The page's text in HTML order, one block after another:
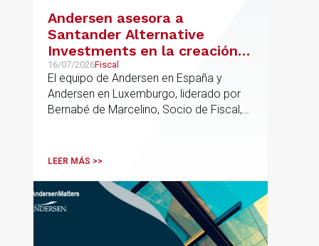
Andersen asesora a
Santander Alternative
Investments en la creación
de un nuevo fondo dirigido a
la financiación de pymes
europeas
16/07/2026Fiscal
El equipo de Andersen en España y
Andersen en Luxemburgo, liderado por
Bernabé de Marcelino, Socio de Fiscal,
formación del fondo, hasta el primer
LEER MÁS >>